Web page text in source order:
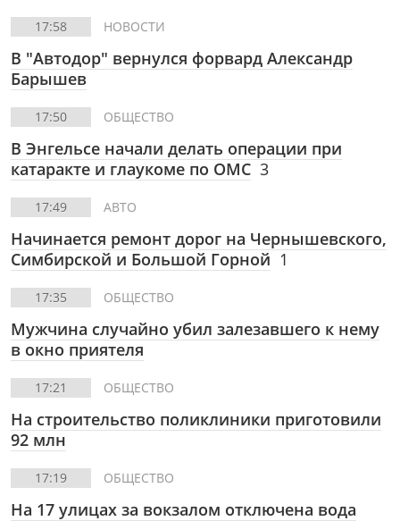
17:58 НОВОСТИ
В "Автодор" вернулся форвард Александр
Барышев
17:50 ОБЩЕСТВО
В Энгельсе начали делать операции при
катаракте и глаукоме по ОМС 3
17:49 АВТО
Начинается ремонт дорог на Чернышевского,
Симбирской и Большой Горной 1
17:35 ОБЩЕСТВО
Мужчина случайно убил залезавшего к нему
в окно приятеля
17:21 ОБЩЕСТВО
На строительство поликлиники приготовили
92 млн
17:19 ОБЩЕСТВО
На 17 улицах за вокзалом отключена вода